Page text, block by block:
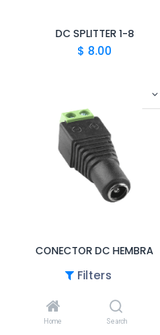
Filters
Home Search
DC SPLITTER 1-8
$ 8.00
CONECTOR DC HEMBRA
$0.50